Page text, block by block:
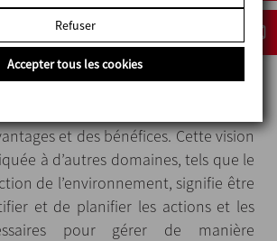
par son profil innovateur dans
le développement de solutions.
innovateurs, car nous avons la
et des bénéfices. Cette vision
à d’autres domaines, tels que le
de l’environnement, signifie être
et de planifier les actions et les
pour gérer de manière
Refuser
Accepter tous les cookies